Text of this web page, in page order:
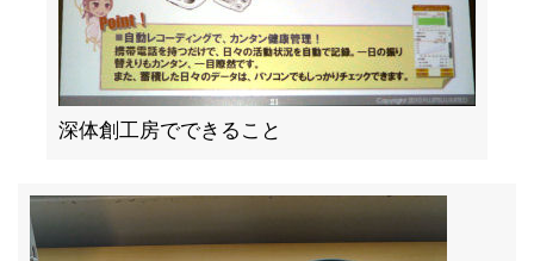
深体創工房でできること